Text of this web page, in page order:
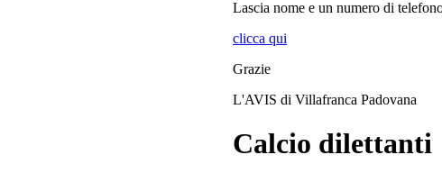
Lascia nome e un numero di
clicca qui
Grazie
L'AVIS di Villafranca Padovana
Calcio dilettanti